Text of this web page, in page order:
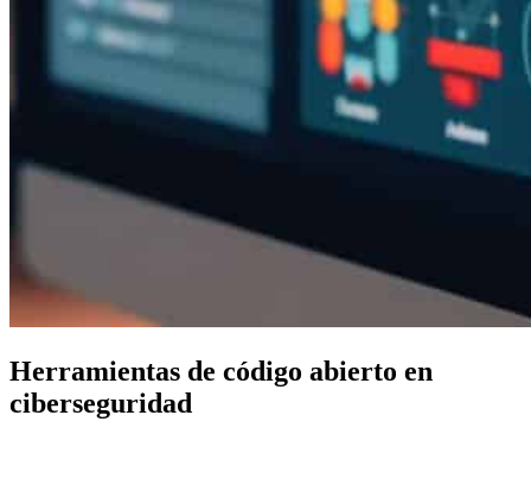
Herramientas de código abierto en
ciberseguridad